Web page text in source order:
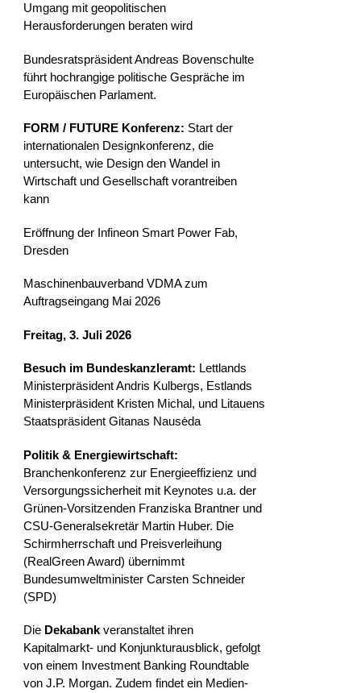
Umgang mit geopolitischen
Herausforderungen beraten wird
Bundesratspräsident Andreas Bovenschulte
führt hochrangige politische Gespräche im
Europäischen Parlament.
FORM / FUTURE Konferenz: Start der
internationalen Designkonferenz, die
untersucht, wie Design den Wandel in
Wirtschaft und Gesellschaft vorantreiben
kann
Eröffnung der Infineon Smart Power Fab,
Dresden
Maschinenbauverband VDMA zum
Auftragseingang Mai 2026
Freitag, 3. Juli 2026
Besuch im Bundeskanzleramt: Lettlands
Ministerpräsident Andris Kulbergs, Estlands
Ministerpräsident Kristen Michal, und Litauens
Staatspräsident Gitanas Nausėda
Politik & Energiewirtschaft:
Branchenkonferenz zur Energieeffizienz und
Versorgungssicherheit mit Keynotes u.a. der
Grünen-Vorsitzenden Franziska Brantner und
CSU-Generalsekretär Martin Huber. Die
Schirmherrschaft und Preisverleihung
(RealGreen Award) übernimmt
Bundesumweltminister Carsten Schneider
(SPD)
Die Dekabankveranstaltet ihren
Kapitalmarkt- und Konjunkturausblick, gefolgt
von einem Investment Banking Roundtable
von J.P. Morgan. Zudem findet ein Medien-